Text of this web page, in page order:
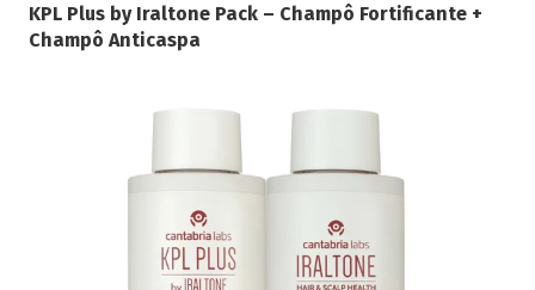
KPL Plus by Iraltone Pack – Champô Fortificante +
Champô Anticaspa